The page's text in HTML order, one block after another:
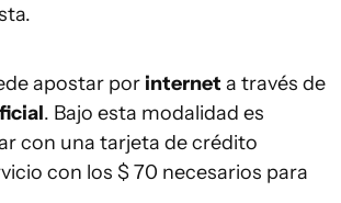
apostar por internet a través de
. Bajo esta modalidad es
con una tarjeta de crédito
con los $ 70 necesarios para